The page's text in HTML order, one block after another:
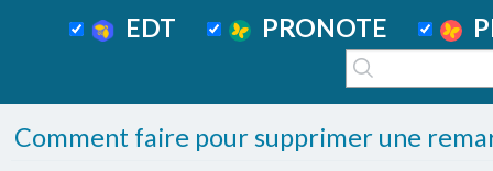
EDT PRONOTE
Comment faire pour supprimer une